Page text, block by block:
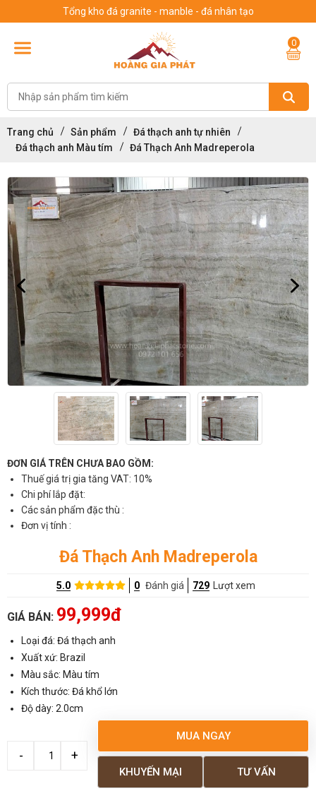
Tổng kho đá granite - manble - đá nhân tạo
0
Trang chủ Sản phẩm
Đá thạch anh tự nhiên
Đá thạch anh Màu tím
Đá Thạch Anh Madreperola
ĐƠN GIÁ TRÊN CHƯA BAO GỒM:
Thuế giá trị gia tăng VAT: 10%
Chi phí lắp đặt:
Các sản phẩm đặc thù :
Đơn vị tính :
Đá Thạch Anh Madreperola
5.0 0 Đánh giá 729 Lượt xem
GIÁ BÁN: 99,999đ
Loại đá: Đá thạch anh
Xuất xứ: Brazil
Màu sắc: Màu tím
Kích thước: Đá khổ lớn
Độ dày: 2.0cm
MUA NGAY
TƯ VẤN
KHUYẾN MẠI